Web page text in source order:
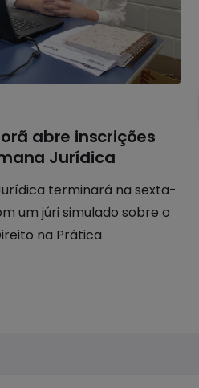
abre inscrições
Jurídica
terminará na sexta-
um júri simulado sobre o
na Prática